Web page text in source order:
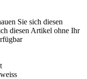
Sie sich diesen
diesen Artikel ohne Ihr
weiss